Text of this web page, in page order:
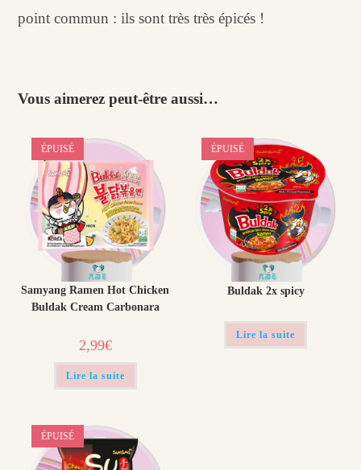
point commun : ils sont très très épicés !
Vous aimerez peut-être aussi…
ÉPUISÉ
Samyang Ramen Hot Chicken
Buldak Cream Carbonara
2,99€
Lire la suite
ÉPUISÉ
Buldak 2x spicy​
Lire la suite
ÉPUISÉ